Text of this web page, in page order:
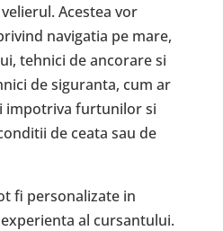
Acestea vor
navigatia pe mare,
tehnici de ancorare si
de siguranta, cum ar
impotriva furtunilor si
de ceata sau de
fi personalizate in
al cursantului.